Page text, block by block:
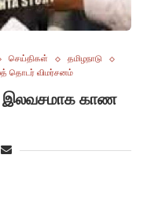
செய்திகள்
தமிழநாடு
தொடர் விமர்சனம்
இலவசமாக காண